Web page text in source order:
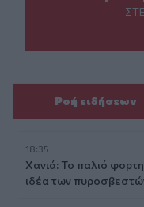
Ροή ειδήσεων
18:35
Χανιά: Το παλιό
ιδέα των